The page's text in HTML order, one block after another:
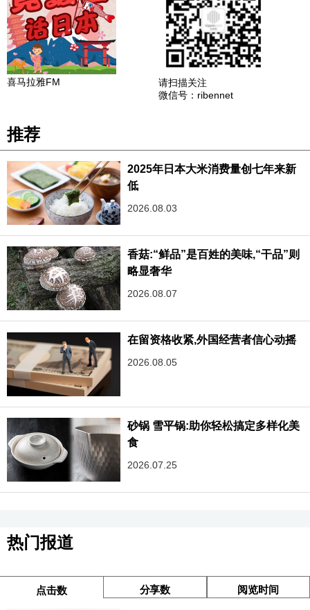
喜马拉雅FM
请扫描关注
微信号：ribennet
推荐
2025年日本大米消费量创七年来新
低
2026.08.03
香菇:“鲜品”是百姓的美味,“干品”则
略显奢华
2026.08.07
在留资格收紧,外国经营者信心动摇
2026.08.05
砂锅 雪平锅:助你轻松搞定多样化美
食
2026.07.25
热门报道
点击数 分享数 阅览时间